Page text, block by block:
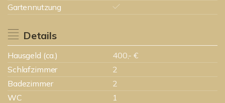
Gartennutzung
Details
Hausgeld (ca.)
400,- €
Schlafzimmer
2
Badezimmer
2
WC
1